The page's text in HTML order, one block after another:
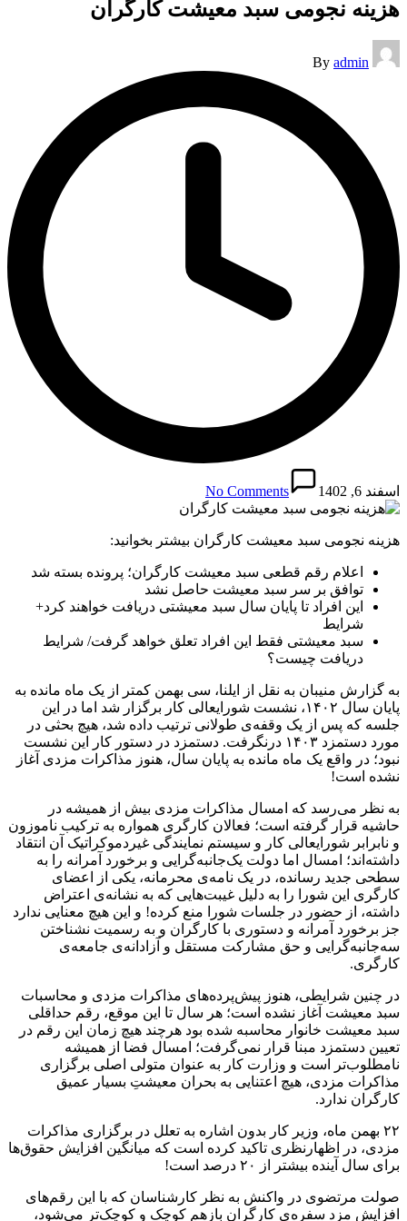
هزینه نجومی سبد معیشت کارگران
Posted
by
By admin
اسفند 6, 1402 No Comments
هزینه نجومی سبد معیشت کارگران بیشتر بخوانید:
اعلام رقم قطعی سبد معیشت کارگران؛ پرونده بسته شد
توافق بر سر سبد معیشت حاصل نشد
این افراد تا پایان سال سبد معیشتی دریافت خواهند کرد+
شرایط
سبد معیشتی فقط این افراد تعلق خواهد گرفت/ شرایط
دریافت چیست؟
به گزارش منیبان به نقل از ایلنا، سی بهمن کمتر از یک ماه مانده به
پایان سال ۱۴۰۲، نشست شورایعالی کار برگزار شد اما در این
جلسه که پس از یک وقفه‌ی طولانی ترتیب داده شد، هیچ بحثی در
مورد دستمزد ۱۴۰۳ درنگرفت. دستمزد در دستور کار این نشست
نبود؛ در واقع یک ماه مانده به پایان سال، هنوز مذاکرات مزدی آغاز
نشده است!
به نظر می‌رسد که امسال مذاکرات مزدی بیش از همیشه در
حاشیه قرار گرفته است؛ فعالان کارگری همواره به ترکیب ناموزون
و نابرابر شورایعالی کار و سیستم نمایندگی غیردموکراتیک آن انتقاد
داشته‌اند؛ امسال اما دولت یک‌جانبه‌گرایی و برخورد آمرانه را به
سطحی جدید رسانده، در یک نامه‌ی محرمانه، یکی از اعضای
کارگری این شورا را به دلیل غیبت‌هایی که به نشانه‌ی اعتراض
داشته، از حضور در جلسات شورا منع کرده! و این هیچ معنایی ندارد
جز برخورد آمرانه و دستوری با کارگران و به رسمیت نشناختن
سه‌جانبه‌گرایی و حق مشارکت مستقل و آزادانه‌ی جامعه‌ی
کارگری.
در چنین شرایطی، هنوز پیش‌پرده‌های مذاکرات مزدی و محاسبات
سبد معیشت آغاز نشده است؛ هر سال تا این موقع، رقم حداقلی
سبد معیشت خانوار محاسبه شده بود هرچند هیچ زمان این رقم در
تعیین دستمزد مبنا قرار نمی‌گرفت؛ امسال فضا از همیشه
نامطلوب‌تر است و وزارت کار به عنوان متولی اصلی برگزاری
مذاکرات مزدی، هیچ اعتنایی به بحران معیشتِ بسیار عمیق
کارگران ندارد.
۲۲ بهمن ماه، وزیر کار بدون اشاره به تعلل در برگزاری مذاکرات
مزدی، در اظهارنظری تاکید کرده است که میانگین افزایش حقوق‌ها
برای سال آینده بیشتر از ۲۰ درصد است!
صولت مرتضوی در واکنش به نظر کارشناسان که با این رقم‌های
افزایش مزد سفره‌ی کارگران بازهم کوچک و کوچک‌تر می‌شود،